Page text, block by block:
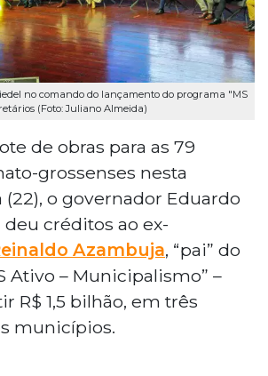
no comando do lançamento do programa "MS
(Foto: Juliano Almeida)
de obras para as 79
grossenses nesta
o governador Eduardo
deu créditos ao ex-
Azambuja, “pai” do
Ativo – Municipalismo” –
R$ 1,5 bilhão, em três
municípios.